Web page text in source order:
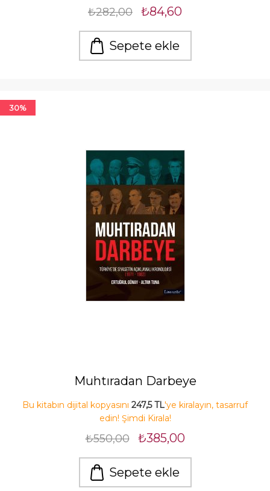
₺282,00 ₺84,60
Sepete ekle
30%
Muhtıradan Darbeye
Bu kitabın dijital kopyasını 247,5 TL'ye kiralayın, tasarruf
edin! Şimdi Kirala!
₺550,00 ₺385,00
Sepete ekle